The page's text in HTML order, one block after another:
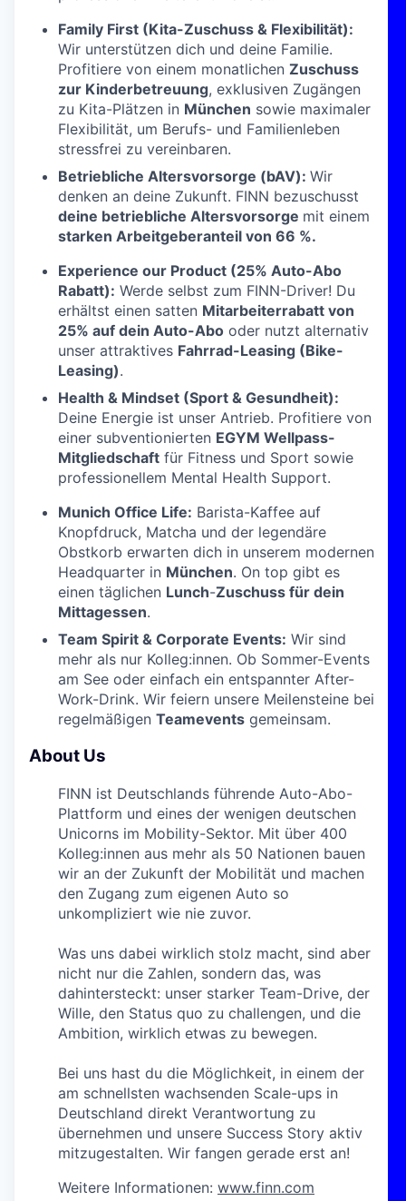
Family First (Kita-Zuschuss & Flexibilität):
Wir unterstützen dich und deine Familie.
Profitiere von einem monatlichen Zuschuss
zur Kinderbetreuung, exklusiven Zugängen
zu Kita-Plätzen in München sowie maximaler
Flexibilität, um Berufs- und Familienleben
stressfrei zu vereinbaren.
Betriebliche Altersvorsorge (bAV): Wir
denken an deine Zukunft. FINN bezuschusst
deine betriebliche Altersvorsorge mit einem
starken Arbeitgeberanteil von 66 %.
Experience our Product (25% Auto-Abo
Rabatt): Werde selbst zum FINN-Driver! Du
erhältst einen satten Mitarbeiterrabatt von
25% auf dein Auto-Abo oder nutzt alternativ
unser attraktives Fahrrad-Leasing (Bike-
Leasing).
Health & Mindset (Sport & Gesundheit):
Deine Energie ist unser Antrieb. Profitiere von
einer subventionierten EGYM Wellpass-
Mitgliedschaft für Fitness und Sport sowie
professionellem Mental Health Support.
Munich Office Life: Barista-Kaffee auf
Knopfdruck, Matcha und der legendäre
Obstkorb erwarten dich in unserem modernen
Headquarter in München. On top gibt es
einen täglichen Lunch-Zuschuss für dein
Mittagessen.
Team Spirit & Corporate Events: Wir sind
mehr als nur Kolleg:innen. Ob Sommer-Events
am See oder einfach ein entspannter After-
Work-Drink. Wir feiern unsere Meilensteine bei
regelmäßigen Teamevents gemeinsam.
About Us
FINN ist Deutschlands führende Auto-Abo-
Plattform und eines der wenigen deutschen
Unicorns im Mobility-Sektor. Mit über 400
Kolleg:innen aus mehr als 50 Nationen bauen
wir an der Zukunft der Mobilität und machen
den Zugang zum eigenen Auto so
unkompliziert wie nie zuvor.
Was uns dabei wirklich stolz macht, sind aber
nicht nur die Zahlen, sondern das, was
dahintersteckt: unser starker Team-Drive, der
Wille, den Status quo zu challengen, und die
Ambition, wirklich etwas zu bewegen.
Bei uns hast du die Möglichkeit, in einem der
am schnellsten wachsenden Scale-ups in
Deutschland direkt Verantwortung zu
übernehmen und unsere Success Story aktiv
mitzugestalten. Wir fangen gerade erst an!
Weitere Informationen: www.finn.com